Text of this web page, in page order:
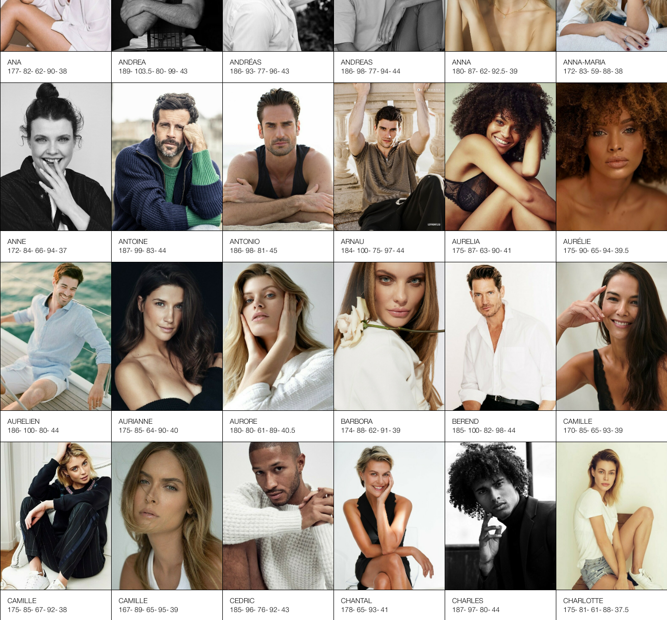
ANA
177- 82- 62- 90- 38
ANDREA
189- 103.5- 80- 99- 43
ANDRÉAS
186- 93- 77- 96- 43
ANDREAS
186- 98- 77- 94- 44
ANNA
180- 87- 62- 92.5- 39
ANNA-MARIA
172- 83- 59- 88- 38
ANNE
172- 84- 66- 94- 37
ANTOINE
187- 99- 83- 44
ANTONIO
186- 98- 81 - 45
ARNAU
184- 100- 75- 97- 44
AURELIA
175- 87- 63- 90- 41
AURÉLIE
175- 90- 65- 94- 39.5
AURELIEN
186- 100- 80- 44
AURIANNE
175- 85- 64- 90- 40
AURORE
180- 80- 61 - 89- 40.5
BARBORA
174- 88- 62- 91 - 39
BEREND
185- 100- 82- 98- 44
CAMILLE
170- 85- 65- 93- 39
CAMILLE
175- 85- 67- 92- 38
CAMILLE
167- 89- 65- 95- 39
CEDRIC
185- 96- 76- 92- 43
CHANTAL
178- 65- 93- 41
CHARLES
187- 97- 80- 44
CHARLOTTE
175- 81- 61 - 88- 37.5